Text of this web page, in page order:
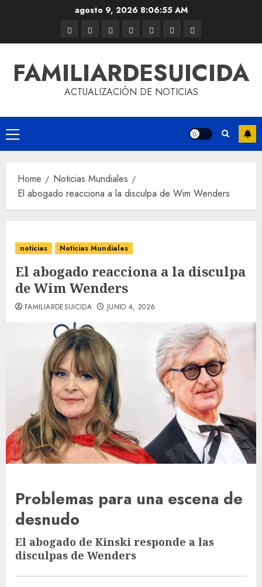
agosto 9, 2026 8:06:56 AM
FAMILIARDESUICIDA
ACTUALIZACIÓN DE NOTICIAS
Home
Noticias Mundiales
El abogado reacciona a la disculpa de Wim Wenders
noticias Noticias Mundiales
El abogado reacciona a la disculpa
de Wim Wenders
FAMILIARDESUICIDA JUNIO 4, 2026
Problemas para una escena de
desnudo
El abogado de Kinski responde a las
disculpas de Wenders